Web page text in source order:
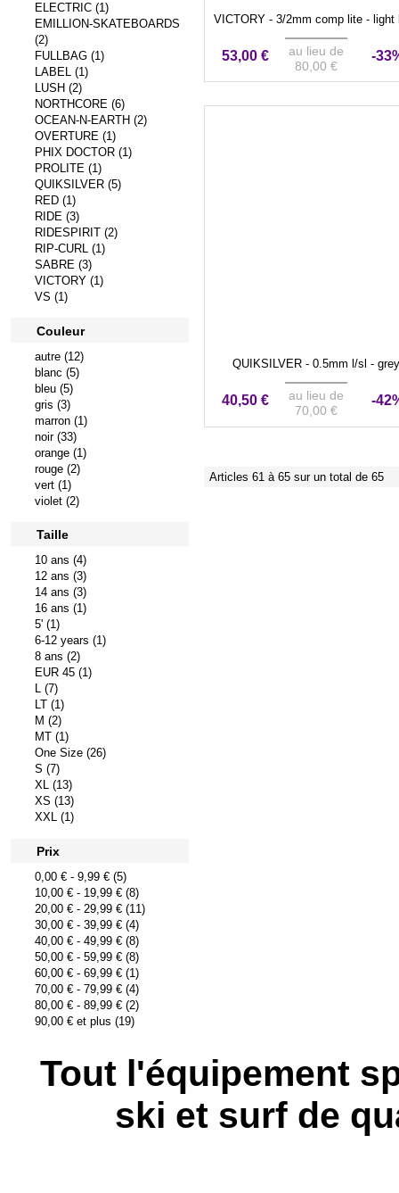
ELECTRIC (1)
EMILLION-SKATEBOARDS
(2)
FULLBAG (1)
LABEL (1)
LUSH (2)
NORTHCORE (6)
OCEAN-N-EARTH (2)
OVERTURE (1)
PHIX DOCTOR (1)
PROLITE (1)
QUIKSILVER (5)
RED (1)
RIDE (3)
RIDESPIRIT (2)
RIP-CURL (1)
SABRE (3)
VICTORY (1)
VS (1)
Couleur
autre (12)
blanc (5)
bleu (5)
gris (3)
marron (1)
noir (33)
orange (1)
rouge (2)
vert (1)
violet (2)
Taille
10 ans (4)
12 ans (3)
14 ans (3)
16 ans (1)
5' (1)
6-12 years (1)
8 ans (2)
EUR 45 (1)
L (7)
LT (1)
M (2)
MT (1)
One Size (26)
S (7)
XL (13)
XS (13)
XXL (1)
Prix
0,00 € -9,99 € (5)
10,00 € - 19,99 € (8)
20,00 € - 29,99 € (11)
30,00 € -39,99 € (4)
40,00 € -49,99 € (8)
50,00 € -59,99 € (8)
60,00 € -69,99 € (1)
70,00 € -79,99 € (4)
80,00 € -89,99 € (2)
90,00 € et plus (19)
VICTORY - 3/2mm comp lite - light
53,00 €
au lieu de
80,00 €
-
QUIKSILVER - 0.5mm l/sl - grey
40,50 €
au lieu de
70,00 €
-
Articles 61 à 65 sur un total de 65
Tout l'équipement
ski et surf de